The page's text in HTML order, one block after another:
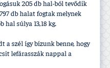
205 db hal-ból tevődik
db halat fogtak melynek
hal súlya 13,18 kg.
a szél í­gy bí­zunk benne, hogy
lefárasszák nappal a